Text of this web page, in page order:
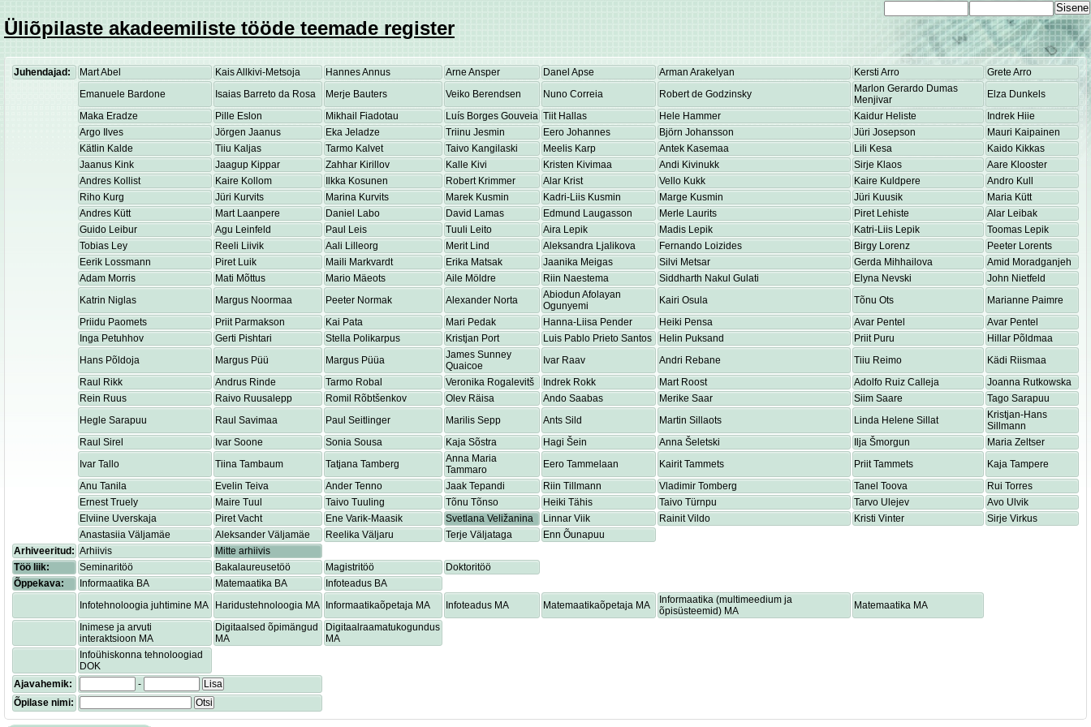
Üliõpilaste akadeemiliste tööde teemade register
Juhendajad: Mart Abel Kais Allkivi-Metsoja Hannes Annus Arne Ansper Danel Apse Arman Arakelyan Kersti Arro
Grete Arro
Emanuele Bardone
Isaias Barreto da Rosa Merje Bauters Veiko Berendsen Nuno Correia Robert de Godzinsky
Marlon Gerardo Dumas
Menjivar
Elza Dunkels
Maka Eradze
Pille Eslon Mikhail Fiadotau Luís Borges Gouveia Tiit Hallas Hele Hammer Kaidur Heliste
Indrek Hiie
Argo Ilves
Jörgen Jaanus Eka Jeladze Triinu Jesmin Eero Johannes Björn Johansson Jüri Josepson
Mauri Kaipainen
Kätlin Kalde
Tiiu Kaljas Tarmo Kalvet Taivo Kangilaski Meelis Karp Antek Kasemaa Lili Kesa
Kaido Kikkas
Jaanus Kink
Jaagup Kippar Zahhar Kirillov Kalle Kivi Kristen Kivimaa Andi Kivinukk Sirje Klaos
Aare Klooster
Andres Kollist
Kaire Kollom Ilkka Kosunen Robert Krimmer Alar Krist Vello Kukk Kaire Kuldpere
Andro Kull
Riho Kurg
Jüri Kurvits Marina Kurvits Marek Kusmin Kadri-Liis Kusmin Marge Kusmin Jüri Kuusik
Maria Kütt
Andres Kütt
Mart Laanpere Daniel Labo David Lamas Edmund Laugasson Merle Laurits Piret Lehiste
Alar Leibak
Guido Leibur
Agu Leinfeld Paul Leis Tuuli Leito Aira Lepik Madis Lepik Katri-Liis Lepik
Toomas Lepik
Tobias Ley
Reeli Liivik Aali Lilleorg Merit Lind Aleksandra Ljalikova Fernando Loizides Birgy Lorenz
Peeter Lorents
Eerik Lossmann
Piret Luik Maili Markvardt Erika Matsak Jaanika Meigas Silvi Metsar Gerda Mihhailova
Amid Moradganjeh
Adam Morris
Mati Mõttus Mario Mäeots Aile Möldre Riin Naestema Siddharth Nakul Gulati Elyna Nevski
John Nietfeld
Katrin Niglas
Margus Noormaa Peeter Normak Alexander Norta
Abiodun Afolayan
Ogunyemi
Kairi Osula Tõnu Ots
Marianne Paimre
Priidu Paomets
Priit Parmakson Kai Pata Mari Pedak Hanna-Liisa Pender Heiki Pensa Avar Pentel
Avar Pentel
Inga Petuhhov
Gerti Pishtari Stella Polikarpus Kristjan Port Luis Pablo Prieto Santos Helin Puksand Priit Puru
Hillar Põldmaa
Hans Põldoja
Margus Püü Margus Püüa
James Sunney
Quaicoe
Ivar Raav Andri Rebane Tiiu Reimo
Kädi Riismaa
Raul Rikk
Andrus Rinde Tarmo Robal Veronika Rogalevitš Indrek Rokk Mart Roost Adolfo Ruiz Calleja
Joanna Rutkowska
Rein Ruus
Raivo Ruusalepp Romil Rõbtšenkov Olev Räisa Ando Saabas Merike Saar Siim Saare
Tago Sarapuu
Hegle Sarapuu
Raul Savimaa Paul Seitlinger Marilis Sepp Ants Sild Martin Sillaots Linda Helene Sillat
Kristjan-Hans
Sillmann
Raul Sirel
Ivar Soone Sonia Sousa Kaja Sõstra Hagi Šein Anna Šeletski Ilja Šmorgun
Maria Zeltser
Ivar Tallo
Tiina Tambaum Tatjana Tamberg
Anna Maria
Tammaro
Eero Tammelaan Kairit Tammets Priit Tammets
Kaja Tampere
Anu Tanila
Evelin Teiva Ander Tenno Jaak Tepandi Riin Tillmann Vladimir Tomberg Tanel Toova
Rui Torres
Ernest Truely
Maire Tuul Taivo Tuuling Tõnu Tõnso Heiki Tähis Taivo Türnpu Tarvo Ulejev
Avo Ulvik
Elviine Uverskaja
Piret Vacht Ene Varik-Maasik Svetlana Veližanina Linnar Viik Rainit Vildo Kristi Vinter
Sirje Virkus
Anastasiia Väljamäe
Aleksander Väljamäe Reelika Väljaru Terje Väljataga
Enn Õunapuu
Arhiveeritud: Arhiivis
Mitte arhiivis
Töö liik:
Seminaritöö Bakalaureusetöö Magistritöö
Doktoritöö
Õppekava:
Informaatika BA Matemaatika BA
Infoteadus BA
Infotehnoloogia juhtimine MA
Haridustehnoloogia MA Informaatikaõpetaja MA Infoteadus MA Matemaatikaõpetaja MA
Informaatika (multimeedium ja
õpisüsteemid) MA
Matemaatika MA
Inimese ja arvuti
interaktsioon MA
Digitaalsed õpimängud
MA
Digitaalraamatukogundus
MA
Infoühiskonna tehnoloogiad
DOK
Ajavahemik:
-
Lisa
Õpilase nimi:
Otsi